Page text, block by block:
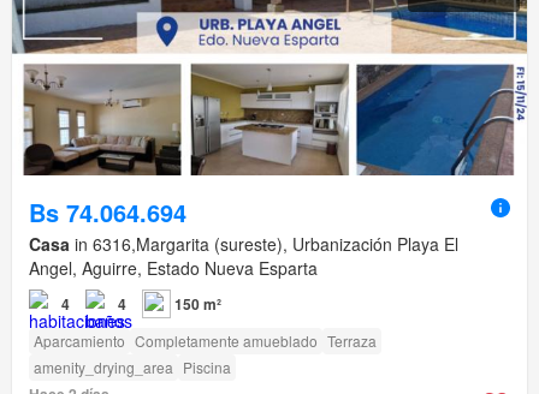
Bs 74.064.694
Casa in 6316,Margarita (sureste), Urbanización Playa El
Angel, Aguirre, Estado Nueva Esparta
4 4 150 m²
Aparcamiento Completamente amueblado Terraza
amenity_drying_area Piscina